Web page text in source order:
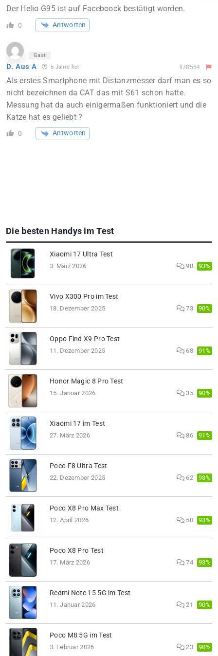
Der Helio G95 ist auf Faceboock bestätigt worden.
0 Antworten
Gast
D. Aus A 5 Jahre her #78554
Als erstes Smartphone mit Distanzmesser darf man es so
nicht bezeichnen da CAT das mit S61 schon hatte.
Messung hat da auch einigermaßen funktioniert und die
Katze hat es geliebt ?
0 Antworten
Die besten Handys im Test
Xiaomi 17 Ultra Test
3. März 2026 98 93%
Vivo X300 Pro im Test
18. Dezember 2025 73 90%
Oppo Find X9 Pro Test
11. Dezember 2025 68 91%
Honor Magic 8 Pro Test
15. Januar 2026 35 90%
Xiaomi 17 im Test
27. März 2026 86 91%
Poco F8 Ultra Test
22. Dezember 2025 62 93%
Poco X8 Pro Max Test
12. April 2026 50 93%
Poco X8 Pro Test
17. März 2026 74 93%
Redmi Note 15 5G im Test
11. Januar 2026 21 90%
Poco M8 5G im Test
3. Februar 2026 23 90%